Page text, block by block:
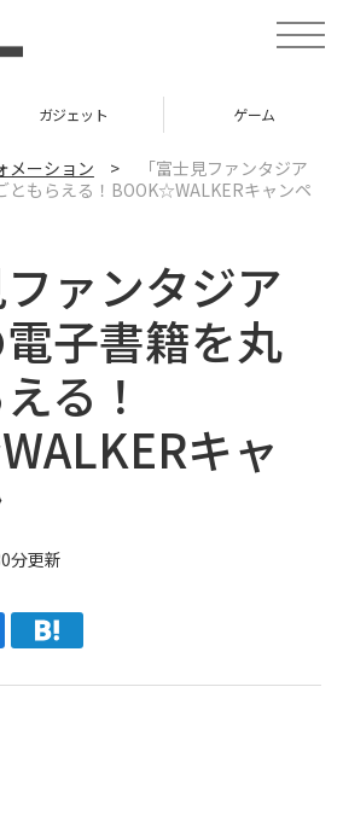
t
o
v
i
ガジェット ゲーム
メーション >
「富士見ファンタジア
ともらえる！BOOK☆WALKERキャンペ
ファンタジア
子書籍を丸
る！
キャ
分更新